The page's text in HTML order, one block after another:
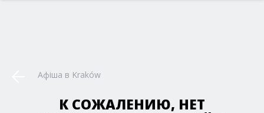
Афіша в Kraków
К СОЖАЛЕНИЮ, НЕТ